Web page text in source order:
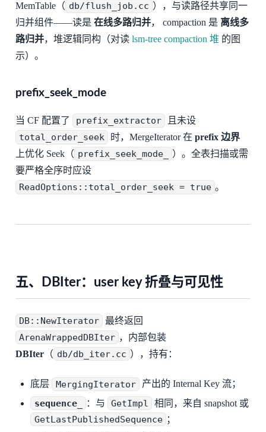
MemTable（ db/flush_job.cc ），与读路径共享同一
归并组件——读是 在线多路归并， compaction 是 离线多
路归并，堆逻辑同构（对读 lsm-tree compaction 堆 的图
示）。
prefix_seek_mode
当 CF 配置了 prefix_extractor 且未设
total_order_seek 时，MergeIterator 在prefix 边界
上优化 Seek（ prefix_seek_mode_
）。全表扫描或需
要严格全序时应设
ReadOptions::total_order_seek = true 。
五、DBIter：user key 折叠与可见性
DB::NewIterator 最终返回
ArenaWrappedDBIter ，内部包装
DBIter（ db/db_iter.cc ），持有：
底层 MergingIterator 产出的 Internal Key 流；
sequence_ ：与 GetImpl 相同，来自 snapshot 或
GetLastPublishedSequence ；